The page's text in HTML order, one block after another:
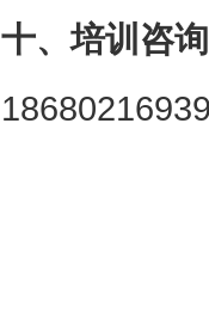
十、培训咨